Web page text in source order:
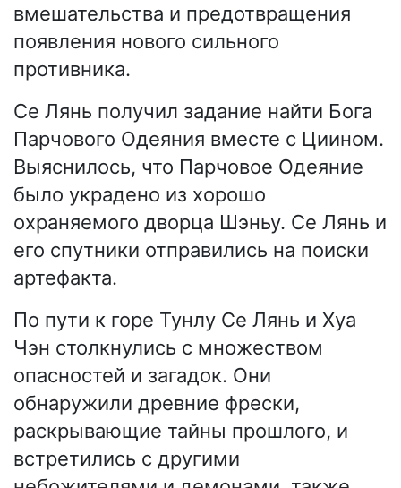
вмешательства и предотвращения
появления нового сильного
противника.
Се Лянь получил задание найти Бога
Парчового Одеяния вместе с Циином.
Выяснилось, что Парчовое Одеяние
было украдено из хорошо
охраняемого дворца Шэньу. Се Лянь и
его спутники отправились на поиски
артефакта.
По пути к горе Тунлу Се Лянь и Хуа
Чэн столкнулись с множеством
опасностей и загадок. Они
обнаружили древние фрески,
раскрывающие тайны прошлого, и
встретились с другими